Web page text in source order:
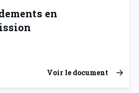
en
Voir le document